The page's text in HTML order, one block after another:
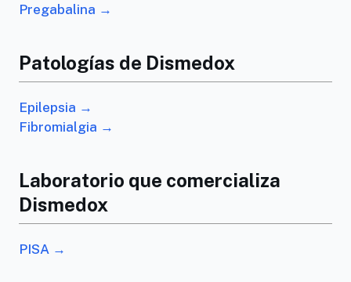
Pregabalina →
Patologías de Dismedox
Epilepsia →
Fibromialgia →
Laboratorio que comercializa
Dismedox
PISA →